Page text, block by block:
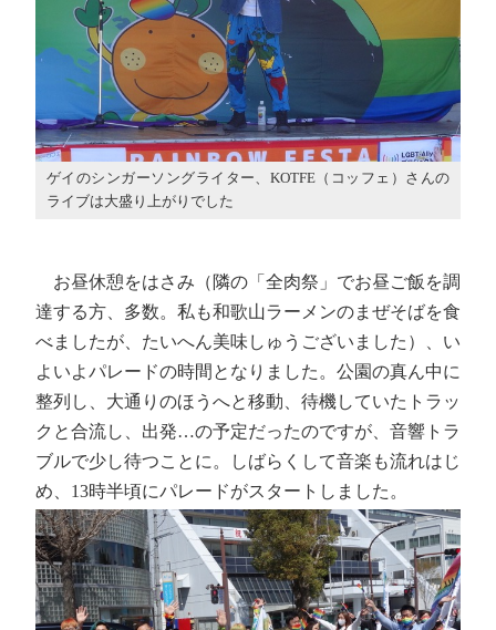
ゲイのシンガーソングライター、KOTFE（コッフェ）さんの
ライブは大盛り上がりでした
お昼休憩をはさみ（隣の「全肉祭」でお昼ご飯を調
達する方、多数。私も和歌山ラーメンのまぜそばを食
べましたが、たいへん美味しゅうございました）、い
よいよパレードの時間となりました。公園の真ん中に
整列し、大通りのほうへと移動、待機していたトラッ
クと合流し、出発…の予定だったのですが、音響トラ
ブルで少し待つことに。しばらくして音楽も流れはじ
め、13時半頃にパレードがスタートしました。